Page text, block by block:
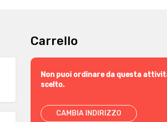
Carrello
Non puoi ordinare da questa
scelto.
CAMBIA INDIRIZZO